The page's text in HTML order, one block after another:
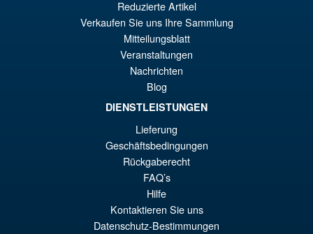
VORBESTELLUNGEN
Bandai Spirits S.H.Figuarts
Dragon Ball Super: Broly -
Super- Action Figure
VORBESTELLUNGEN
Reduzierte Artikel
Verkaufen Sie uns Ihre Sammlung
Mitteilungsblatt
Veranstaltungen
Nachrichten
Blog
DIENSTLEISTUNGEN
Lieferung
Geschäftsbedingungen
Rückgaberecht
FAQ’s
Hilfe
Kontaktieren Sie uns
Datenschutz-Bestimmungen